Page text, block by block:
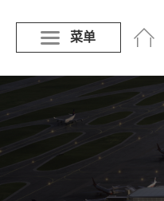
菜单